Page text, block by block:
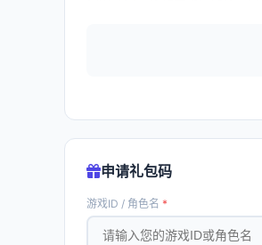
申请礼包码
游戏ID / 角色名 *